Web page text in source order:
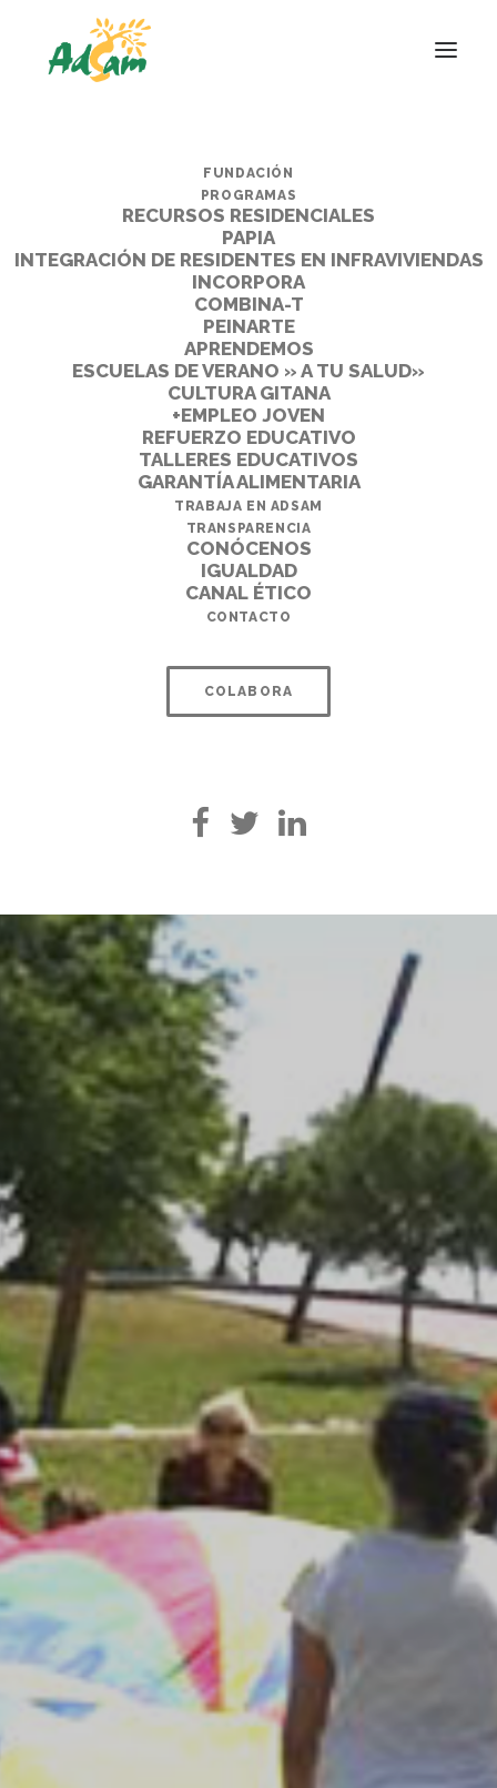
FUNDACIÓN
PROGRAMAS
RECURSOS RESIDENCIALES
PAPIA
INTEGRACIÓN DE RESIDENTES EN INFRAVIVIENDAS
INCORPORA
COMBINA-T
PEINARTE
APRENDEMOS
ESCUELAS DE VERANO » A TU SALUD»
CULTURA GITANA
+EMPLEO JOVEN
REFUERZO EDUCATIVO
TALLERES EDUCATIVOS
GARANTÍA ALIMENTARIA
TRABAJA EN ADSAM
TRANSPARENCIA
CONÓCENOS
IGUALDAD
CANAL ÉTICO
CONTACTO
COLABORA